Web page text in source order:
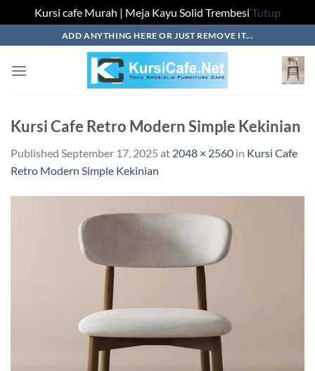
Kursi cafe Murah | Meja Kayu Solid Trembesi Tutup
to
content
ADD ANYTHING HERE OR JUST REMOVE IT...
Kursi Cafe Retro Modern Simple Kekinian
Published September 17, 2025 at 2048 × 2560 in Kursi Cafe
Retro Modern Simple Kekinian